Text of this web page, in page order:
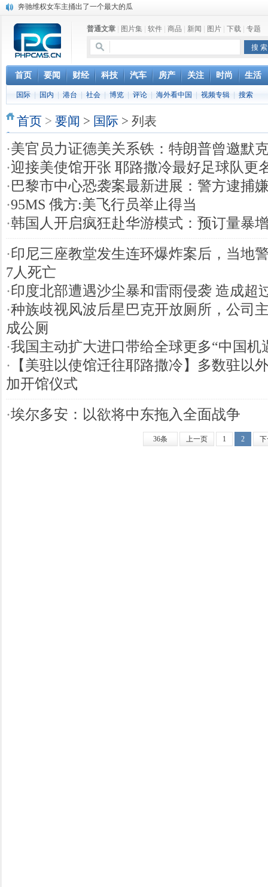
奔驰维权女车主捅出了一个最大的瓜
DS四款新能源车型上海车展亚洲首秀
苹果与高通和解 英特尔失去重要移动客户
小米高管：虽然高通与苹果和解，但5G iPhone最快明年下半年发布
iOS 13加入黑暗模式 多功能加持6月份见
高通与苹果达成和解，双方达成6年许可协议
巴黎圣母院大火肆虐，人类文明的一场浩劫
普通文章 图片集 软件 商品 新闻 图片 下载 专题
首页 要闻 财经 科技 汽车 房产 关注 时尚 生活
国际 国内 港台 社会 博览 评论 海外看中国 视频专辑 搜索
首页 > 要闻 > 国际 > 列表
·美官员力证德美关系铁：特朗普曾邀默
·迎接美使馆开张 耶路撒冷最好足球队更
·巴黎市中心恐袭案最新进展：警方逮捕
·95MS 俄方:美飞行员举止得当
·韩国人开启疯狂赴华游模式：预订量暴
·印尼三座教堂发生连环爆炸案后，当地
7人死亡
·印度北部遭遇沙尘暴和雷雨侵袭 造成超
·种族歧视风波后星巴克开放厕所，公司
成公厕
·我国主动扩大进口带给全球更多“中国机
· 【美驻以使馆迁往耶路撒冷】多数驻以
加开馆仪式
·埃尔多安：以欲将中东拖入全面战争
36条 上一页 1 2